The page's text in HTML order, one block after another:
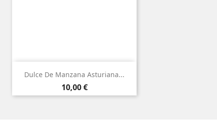
Dulce De Manzana Asturiana...
Precio
10,00 €